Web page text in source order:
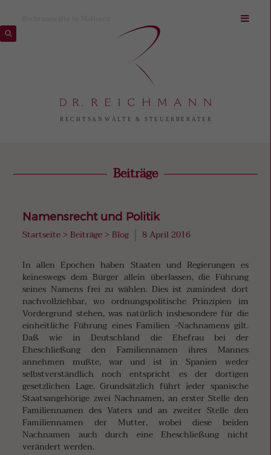
Beiträge
Namensrecht und Politik
Startseite >Beiträge >Blog 8 April 2016
In allen Epochen haben Staaten und Regierungen es
keineswegs dem Bürger allein überlassen, die Führung
seines Namens frei zu wählen. Dies ist zumindest dort
nachvollziehbar, wo ordnungspolitische Prinzipien im
Vordergrund stehen, was natürlich insbesondere für die
einheitliche Führung eines Familien -Nachnamens gilt.
Daß wie in Deutschland die Ehefrau bei der
Eheschließung den Familiennamen ihres Mannes
annehmen mußte, war und ist in Spanien weder
selbstverständlich noch entspricht es der dortigen
gesetzlichen Lage. Grundsätzlich führt jeder spanische
Staatsangehörige zwei Nachnamen, an erster Stelle den
Familiennamen des Vaters und an zweiter Stelle den
Familiennamen der Mutter, wobei diese beiden
Nachnamen auch durch eine Eheschließung nicht
verändert werden.